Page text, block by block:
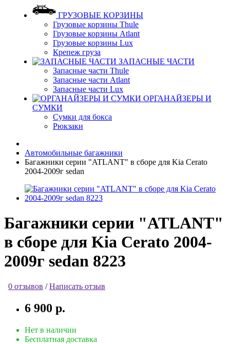
ГРУЗОВЫЕ КОРЗИНЫ
Грузовые корзины Thule
Грузовые корзины Atlant
Грузовые корзины Lux
Крепеж груза
ЗАПАСНЫЕ ЧАСТИ
Запасные части Thule
Запасные части Atlant
Запасные части Lux
ОРГАНАЙЗЕРЫ И
СУМКИ
Сумки для бокса
Рюкзаки
Автомобильные багажники
Багажники серии "ATLANT" в сборе для Kia Cerato
2004-2009г sedan
Багажники серии "ATLANT"
в сборе для Kia Cerato 2004-
2009г sedan 8223
0 отзывов /Написать отзыв
6 900 р.
Нет в наличии
Бесплатная доставка